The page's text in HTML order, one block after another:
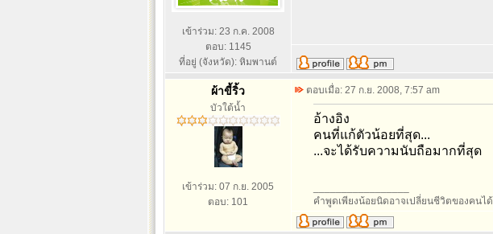
เข้าร่วม: 23 ก.ค. 2008
ตอบ: 1145
ที่อยู่ (จังหวัด): หิมพานต์
ผ้าขี้ริ้ว
บัวใต้น้ำ
เข้าร่วม: 07 ก.ย. 2005
ตอบ: 101
ตอบเมื่อ: 27 ก.ย. 2008, 7:57 am
อ้างอิง
คนที่แก้ตัวน้อยที่สุด...
...จะได้รับความนับถือมากที่สุด
คำพูดเพียงน้อยนิดอาจเปลี่ยนชีวิตของคนได้